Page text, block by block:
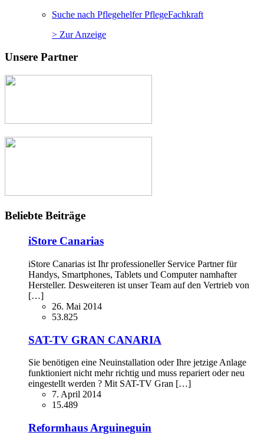
Suche nach Pflegehelfer PflegeFachkraft
> Zur Anzeige
Unsere Partner
Beliebte Beiträge
iStore Canarias
iStore Canarias ist Ihr professioneller Service Partner für
Handys, Smartphones, Tablets und Computer namhafter
Hersteller. Desweiteren ist unser Team auf den Vertrieb von
[…]
26. Mai 2014
53.825
SAT-TV GRAN CANARIA
Sie benötigen eine Neuinstallation oder Ihre jetzige Anlage
funktioniert nicht mehr richtig und muss repariert oder neu
eingestellt werden ? Mit SAT-TV Gran […]
7. April 2014
15.489
Reformhaus Arguineguin